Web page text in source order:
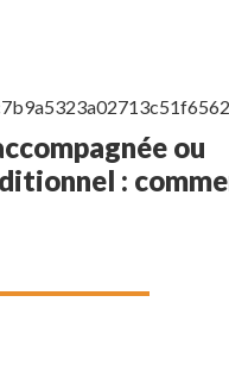
ou
: